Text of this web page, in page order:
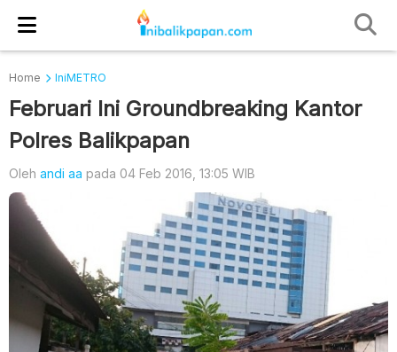
Home IniMETRO
Februari Ini Groundbreaking Kantor
Polres Balikpapan
Oleh andi aa pada 04 Feb 2016, 13:05 WIB